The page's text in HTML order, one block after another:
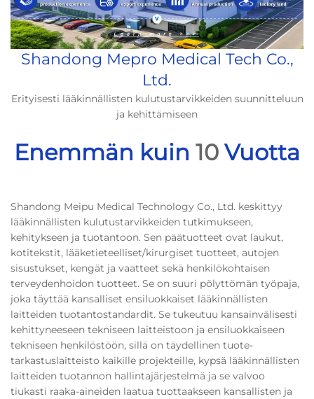
Shandong Mepro Medical Tech Co.,
Ltd.
Erityisesti lääkinnällisten kulutustarvikkeiden suunnitteluun
ja kehittämiseen
Enemmän kuin 10 Vuotta
Shandong Meipu Medical Technology Co., Ltd. keskittyy
lääkinnällisten kulutustarvikkeiden tutkimukseen,
kehitykseen ja tuotantoon. Sen päätuotteet ovat laukut,
kotitekstit, lääketieteelliset/kirurgiset tuotteet, autojen
sisustukset, kengät ja vaatteet sekä henkilökohtaisen
terveydenhoidon tuotteet. Se on suuri pölyttömän työpaja,
joka täyttää kansalliset ensiluokkaiset lääkinnällisten
laitteiden tuotantostandardit. Se tukeutuu kansainvälisesti
kehittyneeseen tekniseen laitteistoon ja ensiluokkaiseen
tekniseen henkilöstöön, sillä on täydellinen tuote-
tarkastuslaitteisto kaikille projekteille, kypsä lääkinnällisten
laitteiden tuotannon hallintajärjestelmä ja se valvoo
tiukasti raaka-aineiden laatua tuottaakseen kansallisten ja